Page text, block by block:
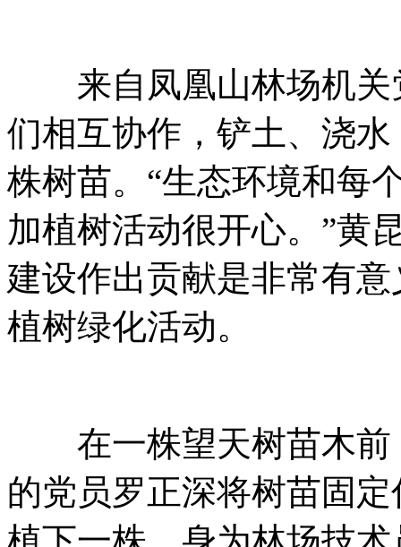
来自凤凰山林场机关
们相互协作，铲土、浇
株树苗。“生态环境和每
加植树活动很开心。”黄
建设作出贡献是非常有
植树绿化活动。
在一株望天树苗木前
的党员罗正深将树苗固